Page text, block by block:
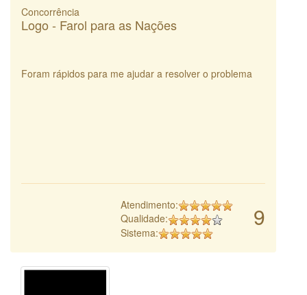
Concorrência
Logo - Farol para as Nações
Foram rápidos para me ajudar a resolver o problema
9
Atendimento:
Qualidade:
Sistema: